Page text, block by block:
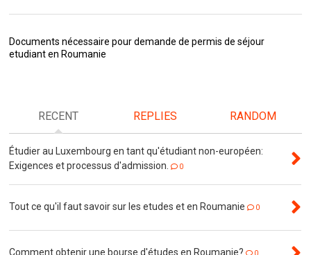
Documents nécessaire pour demande de permis de séjour
etudiant en Roumanie
RECENT REPLIES RANDOM
Étudier au Luxembourg en tant qu'étudiant non-européen:
Exigences et processus d'admission.
0
Tout ce qu'il faut savoir sur les etudes et en Roumanie 0
Comment obtenir une bourse d'études en Roumanie? 0